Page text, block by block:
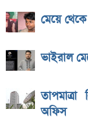
মেয়ে
ভাইরাল
অফিস